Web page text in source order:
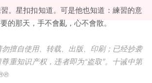
。星扣扣知道。可是他也知道：練習的意
的那天，手不會亂，心不會散。
擅自使用、转载、出版、印刷；已经抄袭
重知识产权，违者即为“盗取”。十诫中第